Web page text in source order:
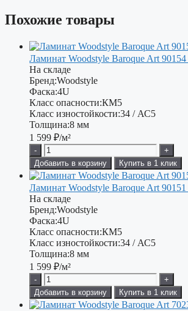
Похожие товары
Ламинат Woodstyle Baroque Art
На складе
Бренд:Woodstyle
Фаска:4U
Класс опасности:КМ5
Класс изностойкости:34 / АС5
Толщина:8 мм
1 599 ₽/м²
-
+
Добавить в корзину
Купить в 1 клик
Ламинат Woodstyle Baroque Art
На складе
Бренд:Woodstyle
Фаска:4U
Класс опасности:КМ5
Класс изностойкости:34 / АС5
Толщина:8 мм
1 599 ₽/м²
-
+
Добавить в корзину
Купить в 1 клик